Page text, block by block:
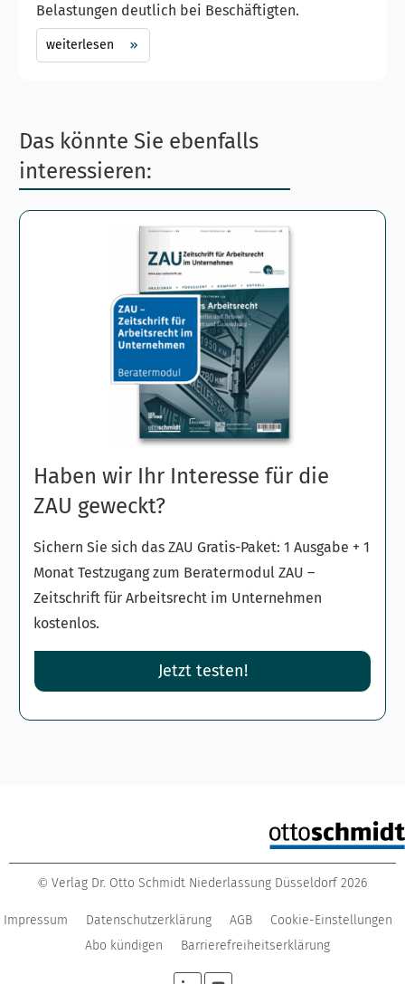
Belastungen deutlich bei Beschäftigten.
weiterlesen
Das könnte Sie ebenfalls
interessieren:
Haben wir Ihr Interesse für die
ZAU geweckt?
Sichern Sie sich das ZAU Gratis-Paket: 1 Ausgabe + 1
Monat Testzugang zum Beratermodul ZAU –
Zeitschrift für Arbeitsrecht im Unternehmen
kostenlos.
Jetzt testen!
© Verlag Dr. Otto Schmidt Niederlassung Düsseldorf 2026
Impressum Datenschutzerklärung AGB
Cookie-Einstellungen
Abo kündigen
Barrierefreiheitserklärung